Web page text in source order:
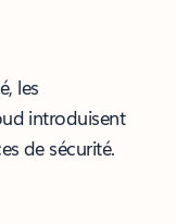
les
introduisent
de sécurité.